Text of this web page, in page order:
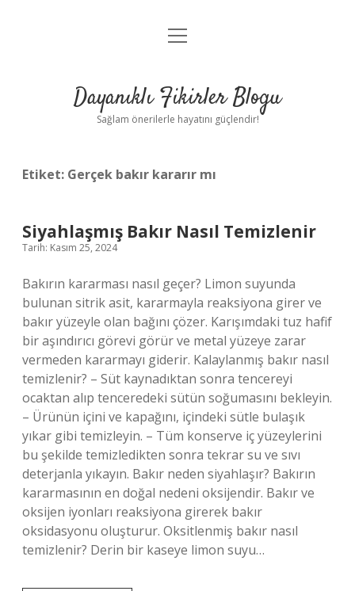
Anasayfa
Yasal Uyarı
menüyü
Dayanıklı Fikirler Blogu
Sağlam önerilerle hayatını güçlendir!
Etiket: Gerçek bakır kararır mı
Siyahlaşmış Bakır Nasıl Temizlenir
Tarih: Kasım 25, 2024
Bakırın kararması nasıl geçer? Limon suyunda
bulunan sitrik asit, kararmayla reaksiyona girer ve
bakır yüzeyle olan bağını çözer. Karışımdaki tuz hafif
bir aşındırıcı görevi görür ve metal yüzeye zarar
vermeden kararmayı giderir. Kalaylanmış bakır nasıl
temizlenir? – Süt kaynadıktan sonra tencereyi
ocaktan alıp tenceredeki sütün soğumasını bekleyin.
– Ürünün içini ve kapağını, içindeki sütle bulaşık
yıkar gibi temizleyin. – Tüm konserve iç yüzeylerini
bu şekilde temizledikten sonra tekrar su ve sıvı
deterjanla yıkayın. Bakır neden siyahlaşır? Bakırın
kararmasının en doğal nedeni oksijendir. Bakır ve
oksijen iyonları reaksiyona girerek bakır
oksidasyonu oluşturur. Oksitlenmiş bakır nasıl
temizlenir? Derin bir kaseye limon suyu…